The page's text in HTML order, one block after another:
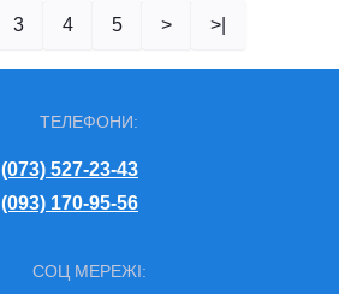
3 4 5 > >|
ТЕЛЕФОНИ:
(073) 527-23-43
(093) 170-95-56
СОЦ МЕРЕЖІ: